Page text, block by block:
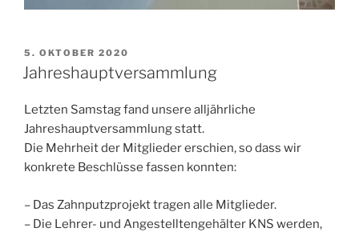
VERÖFFENTLICHT
AM
5. OKTOBER 2020
Jahreshauptversammlung
Letzten Samstag fand unsere alljährliche
Jahreshauptversammlung statt.
Die Mehrheit der Mitglieder erschien, so dass wir
konkrete Beschlüsse fassen konnten:
– Das Zahnputzprojekt tragen alle Mitglieder.
– Die Lehrer- und Angestelltengehälter KNS werden,